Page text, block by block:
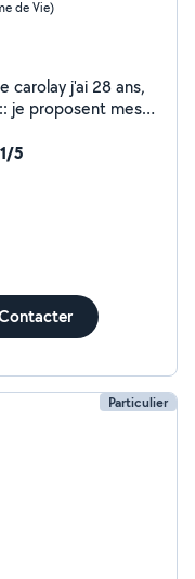
de Vie)
28 ans,
je proposent mes
5
Particulier